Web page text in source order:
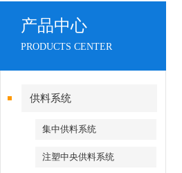
产品中心
PRODUCTS CENTER
供料系统
集中供料系统
注塑中央供料系统